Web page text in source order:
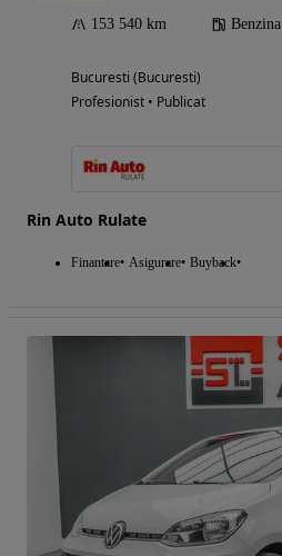
153 540 km Benzina
Bucuresti (Bucuresti)
Profesionist • Publicat
Rin Auto Rulate
Finantare Asigurare Buyback